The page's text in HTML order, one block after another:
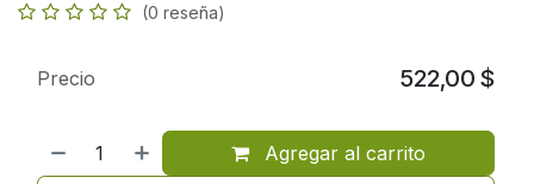
(0 reseña)
Agregar al carrito
Precio 522,00 $